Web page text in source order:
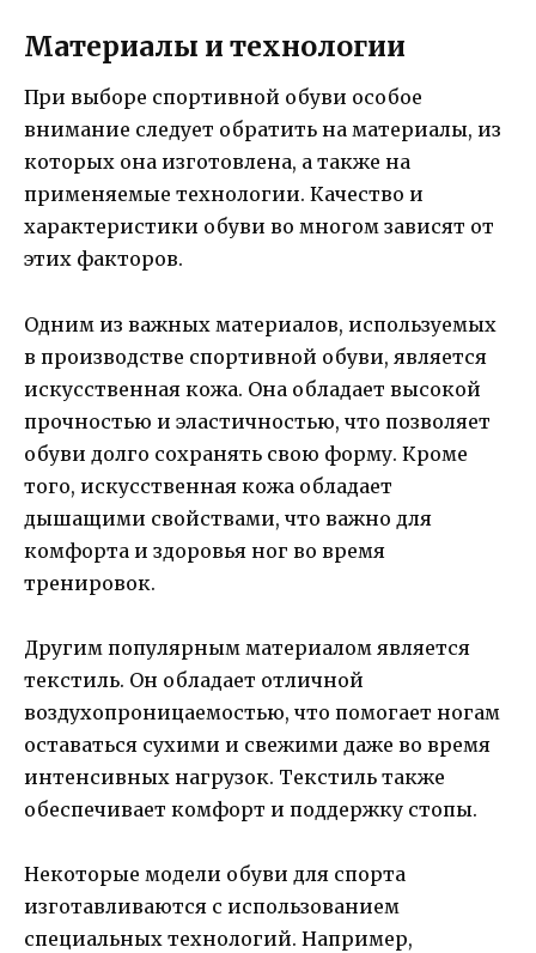
Материалы и технологии
При выборе спортивной обуви особое
внимание следует обратить на материалы, из
которых она изготовлена, а также на
применяемые технологии. Качество и
характеристики обуви во многом зависят от
этих факторов.
Одним из важных материалов, используемых
в производстве спортивной обуви, является
искусственная кожа. Она обладает высокой
прочностью и эластичностью, что позволяет
обуви долго сохранять свою форму. Кроме
того, искусственная кожа обладает
дышащими свойствами, что важно для
комфорта и здоровья ног во время
тренировок.
Другим популярным материалом является
текстиль. Он обладает отличной
воздухопроницаемостью, что помогает ногам
оставаться сухими и свежими даже во время
интенсивных нагрузок. Текстиль также
обеспечивает комфорт и поддержку стопы.
Некоторые модели обуви для спорта
изготавливаются с использованием
специальных технологий. Например,